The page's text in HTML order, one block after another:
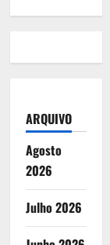
ARQUIVO
Agosto
2026
Julho 2026